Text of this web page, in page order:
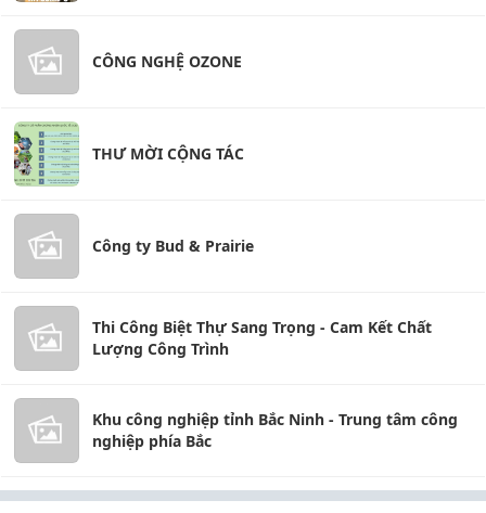
CÔNG NGHỆ OZONE
THƯ MỜI CỘNG TÁC
Công ty Bud & Prairie
Thi Công Biệt Thự Sang Trọng - Cam Kết Chất
Lượng Công Trình
Khu công nghiệp tỉnh Bắc Ninh - Trung tâm công
nghiệp phía Bắc